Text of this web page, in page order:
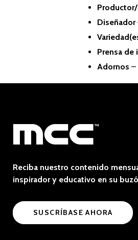
Productor/
Diseñador
Prensa de
Adornos –
Reciba nuestro contenido
inspirador y educativo en su
SUSCRÍBASE AHORA